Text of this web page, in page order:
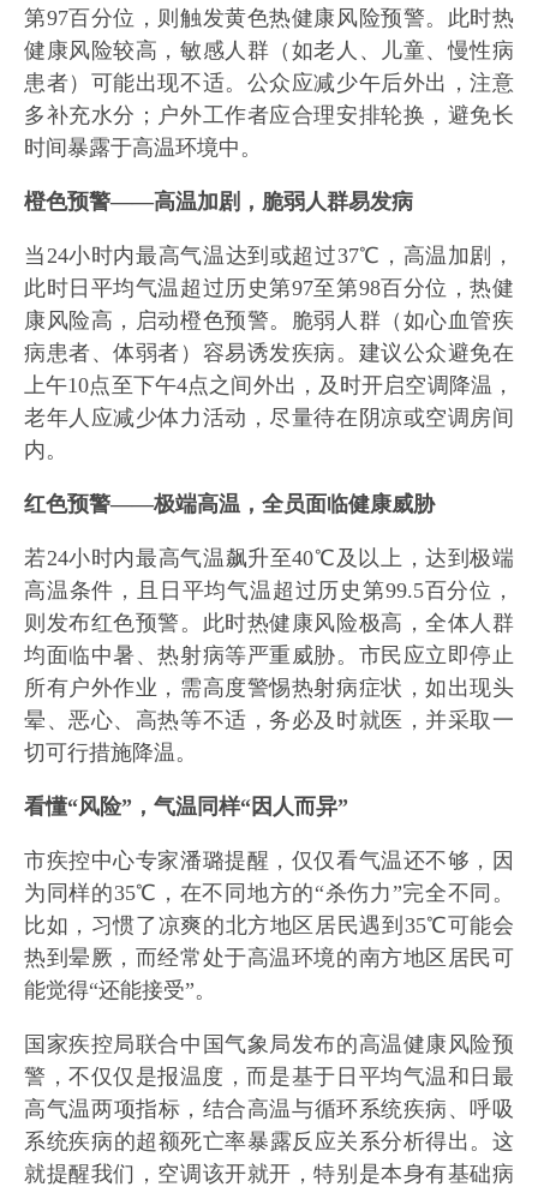
第97百分位，则触发黄色热健康风险预警。此时热
健康风险较高，敏感人群（如老人、儿童、慢性病
患者）可能出现不适。公众应减少午后外出，注意
多补充水分；户外工作者应合理安排轮换，避免长
时间暴露于高温环境中。
橙色预警——高温加剧，脆弱人群易发病
当24小时内最高气温达到或超过37℃，高温加剧，
此时日平均气温超过历史第97至第98百分位，热健
康风险高，启动橙色预警。脆弱人群（如心血管疾
病患者、体弱者）容易诱发疾病。建议公众避免在
上午10点至下午4点之间外出，及时开启空调降温，
老年人应减少体力活动，尽量待在阴凉或空调房间
内。
红色预警——极端高温，全员面临健康威胁
若24小时内最高气温飙升至40℃及以上，达到极端
高温条件，且日平均气温超过历史第99.5百分位，
则发布红色预警。此时热健康风险极高，全体人群
均面临中暑、热射病等严重威胁。市民应立即停止
所有户外作业，需高度警惕热射病症状，如出现头
晕、恶心、高热等不适，务必及时就医，并采取一
切可行措施降温。
看懂“风险”，气温同样“因人而异”
市疾控中心专家潘璐提醒，仅仅看气温还不够，因
为同样的35℃，在不同地方的“杀伤力”完全不同。
比如，习惯了凉爽的北方地区居民遇到35℃可能会
热到晕厥，而经常处于高温环境的南方地区居民可
能觉得“还能接受”。
国家疾控局联合中国气象局发布的高温健康风险预
警，不仅仅是报温度，而是基于‌日平均气温和日最
高气温‌两项指标，结合高温与‌循环系统疾病、呼吸
系统疾病‌的超额死亡率暴露反应关系分析得出。这
就提醒我们，空调该开就开，特别是本身有基础病